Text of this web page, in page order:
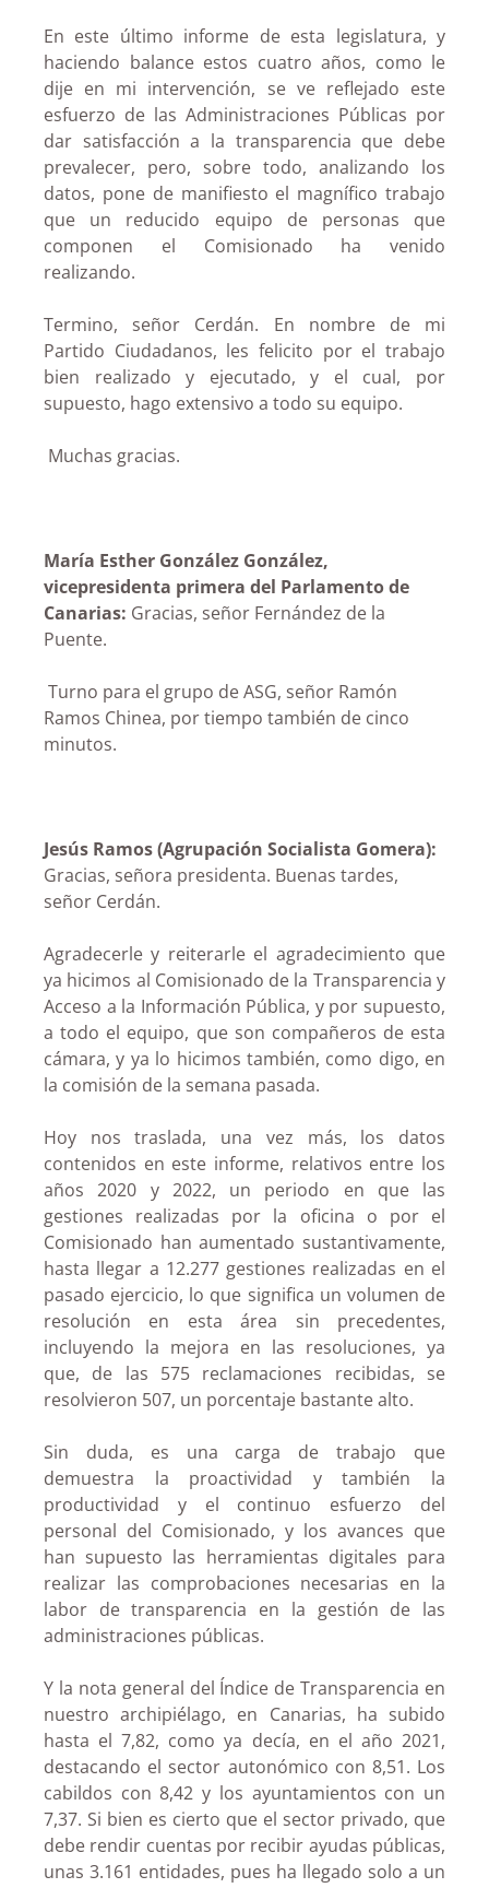
En este último informe de esta legislatura, y
haciendo balance estos cuatro años, como le
dije en mi intervención, se ve reflejado este
esfuerzo de las Administraciones Públicas por
dar satisfacción a la transparencia que debe
prevalecer, pero, sobre todo, analizando los
datos, pone de manifiesto el magnífico trabajo
que un reducido equipo de personas que
componen el Comisionado ha venido
realizando.
Termino, señor Cerdán. En nombre de mi
Partido Ciudadanos, les felicito por el trabajo
bien realizado y ejecutado, y el cual, por
supuesto, hago extensivo a todo su equipo.
Muchas gracias.
María Esther González González,
vicepresidenta primera del Parlamento de
Canarias: Gracias, señor Fernández de la
Puente.
Turno para el grupo de ASG, señor Ramón
Ramos Chinea, por tiempo también de cinco
minutos.
Jesús Ramos (Agrupación Socialista Gomera):
Gracias, señora presidenta. Buenas tardes,
señor Cerdán.
Agradecerle y reiterarle el agradecimiento que
ya hicimos al Comisionado de la Transparencia y
Acceso a la Información Pública, y por supuesto,
a todo el equipo, que son compañeros de esta
cámara, y ya lo hicimos también, como digo, en
la comisión de la semana pasada.
Hoy nos traslada, una vez más, los datos
contenidos en este informe, relativos entre los
años 2020 y 2022, un periodo en que las
gestiones realizadas por la oficina o por el
Comisionado han aumentado sustantivamente,
hasta llegar a 12.277 gestiones realizadas en el
pasado ejercicio, lo que significa un volumen de
resolución en esta área sin precedentes,
incluyendo la mejora en las resoluciones, ya
que, de las 575 reclamaciones recibidas, se
resolvieron 507, un porcentaje bastante alto.
Sin duda, es una carga de trabajo que
demuestra la proactividad y también la
productividad y el continuo esfuerzo del
personal del Comisionado, y los avances que
han supuesto las herramientas digitales para
realizar las comprobaciones necesarias en la
labor de transparencia en la gestión de las
administraciones públicas.
Y la nota general del Índice de Transparencia en
nuestro archipiélago, en Canarias, ha subido
hasta el 7,82, como ya decía, en el año 2021,
destacando el sector autonómico con 8,51. Los
cabildos con 8,42 y los ayuntamientos con un
7,37. Si bien es cierto que el sector privado, que
debe rendir cuentas por recibir ayudas públicas,
unas 3.161 entidades, pues ha llegado solo a un